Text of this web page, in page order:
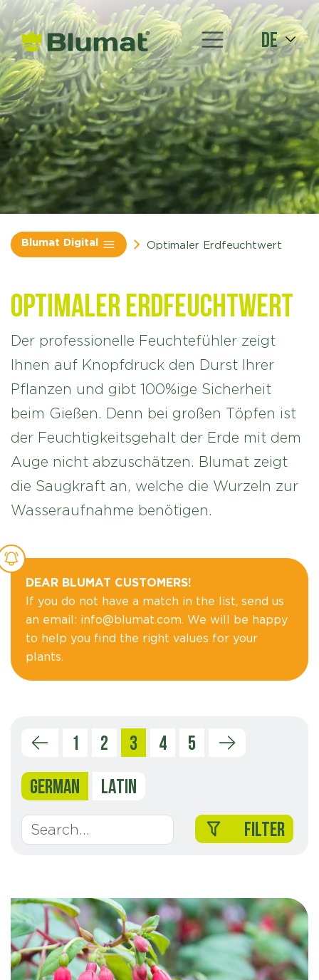
de
Blumat Digital Optimaler Erdfeuchtwert
Optimaler Erdfeuchtwert
Der professionelle Feuchtefühler zeigt
Ihnen auf Knopfdruck den Durst Ihrer
Pflanzen und gibt 100%ige Sicherheit
beim Gießen. Denn bei großen Töpfen ist
der Feuchtigkeitsgehalt der Erde mit dem
Auge nicht abzuschätzen. Blumat zeigt
die Saugkraft an, welche die Wurzeln zur
Wasseraufnahme benötigen.
DEAR BLUMAT CUSTOMERS!
If you do not have a match in the list, send us
an email: info@blumat.com. We will be happy
to help you find the right values for your
plants.
1 2 3 4 5
GERMAN
LATIN
FILTER